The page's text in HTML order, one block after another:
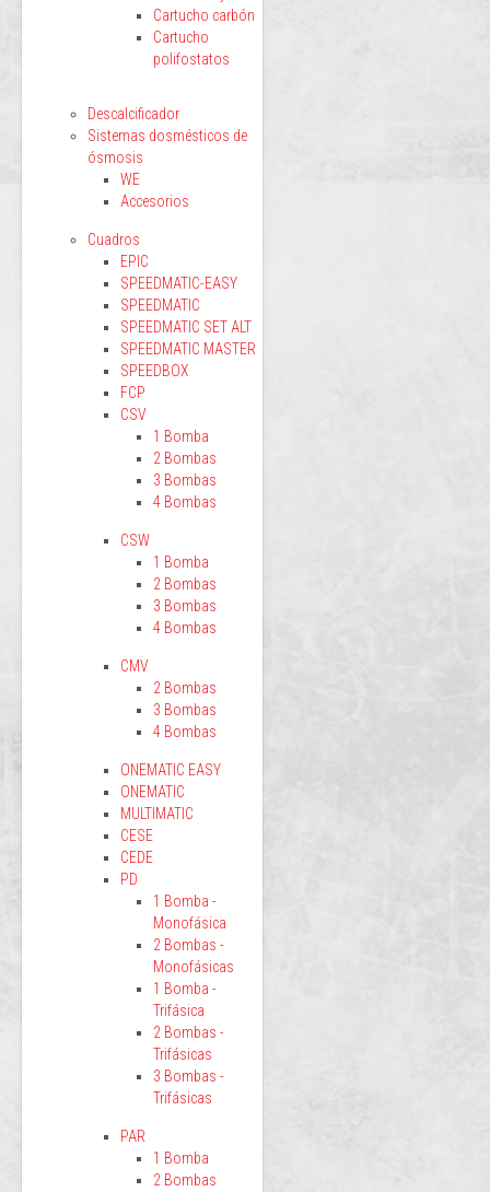
Cartucho carbón
Cartucho
polifostatos
Descalcificador
Sistemas dosmésticos de
ósmosis
WE
Accesorios
Cuadros
EPIC
SPEEDMATIC-EASY
SPEEDMATIC
SPEEDMATIC SET ALT
SPEEDMATIC MASTER
SPEEDBOX
FCP
CSV
1 Bomba
2 Bombas
3 Bombas
4 Bombas
CSW
1 Bomba
2 Bombas
3 Bombas
4 Bombas
CMV
2 Bombas
3 Bombas
4 Bombas
ONEMATIC EASY
ONEMATIC
MULTIMATIC
CESE
CEDE
PD
1 Bomba -
Monofásica
2 Bombas -
Monofásicas
1 Bomba -
Trifásica
2 Bombas -
Trifásicas
3 Bombas -
Trifásicas
PAR
1 Bomba
2 Bombas